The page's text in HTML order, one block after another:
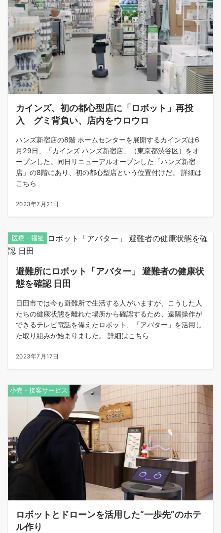
カインズ、初の都心型店に「ロボット」再投
入 グミ背負い、店内をウロウロ
ハンズ新宿店の8階 ホームセンターを展開するカインズは6
月29日、「カインズ ハンズ新宿店」（東京都渋谷区）をオ
ープンした。同日リニューアルオープンした「ハンズ新宿
店」の8階にあり、初の都心型店という位置付けだ。 詳細は
こちら
2023年7月21日
医療・福祉
避難所にロボット「アバター」 避難者の健康状
態を確認 日田
日田市では今も避難所で生活する人がいますが、こうした人
たちの健康状態を離れた場所から確認するため、遠隔操作が
できるテレビ電話を備えたロボット、「アバター」を活用し
た取り組みが始まりました。 詳細はこちら
2023年7月17日
小売・接客サービス
ロボットとドローンを活用した“一歩先”のホテ
ル作り